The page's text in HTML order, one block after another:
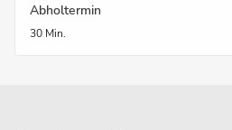
Abholtermin
30 Min.